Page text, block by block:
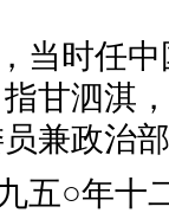
当时任
甘泗淇
兼政治
五○年十